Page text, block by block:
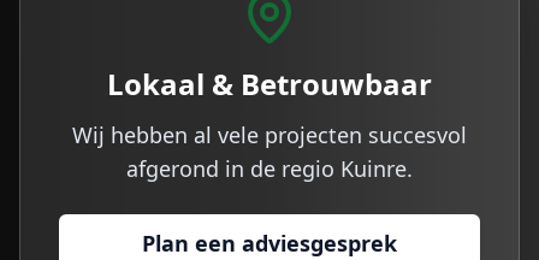
Lokaal & Betrouwbaar
Wij hebben al vele projecten succesvol
afgerond in de regio Kuinre.
Plan een adviesgesprek